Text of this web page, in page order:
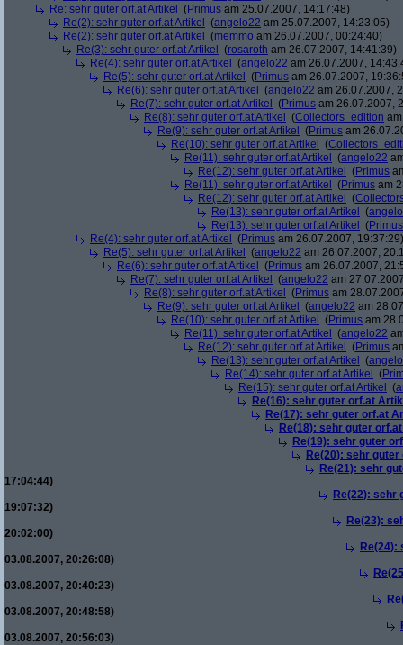
Re: sehr guter orf.at Artikel
(Primus am 25.07.2007, 14:17:48)
Re(2): sehr guter orf.at Artikel
(angelo22 am 25.07.2007, 14:23:05)
Re(2): sehr guter orf.at Artikel
(memmo am 26.07.2007, 00:24:40)
Re(3): sehr guter orf.at Artikel
(rosaroth am 26.07.2007, 14:41:39)
Re(4): sehr guter orf.at Artikel
(angelo22 am 26.07.2007,
Re(5): sehr guter orf.at Artikel
(Primus am 26.07.2007,
Re(6): sehr guter orf.at Artikel
(angelo22 am 26.07.2007,
Re(7): sehr guter orf.at Artikel
(Primus am 26.07.2007,
Re(8): sehr guter orf.at Artikel
(Collectors_edition
Re(9): sehr guter orf.at Artikel
(Primus am
Re(10): sehr guter orf.at Artikel
(
Re(11): sehr guter orf.at Artikel
(angelo22
Re(12): sehr guter orf.at Artikel
(Primus
Re(11): sehr guter orf.at Artikel
(Primus am
Re(12): sehr guter orf.at Artikel
(
Re(13): sehr guter orf.at Artikel
(
Re(13): sehr guter orf.at Artikel
(Primus
Re(4): sehr guter orf.at Artikel
(Primus am 26.07.2007, 19:37:29)
Re(5): sehr guter orf.at Artikel
(angelo22 am 26.07.2007,
Re(6): sehr guter orf.at Artikel
(Primus am 26.07.2007,
Re(7): sehr guter orf.at Artikel
(angelo22 am
Re(8): sehr guter orf.at Artikel
(Primus am
Re(9): sehr guter orf.at Artikel
(angelo22 am
Re(10): sehr guter orf.at Artikel
(Primus am
Re(11): sehr guter orf.at Artikel
(angelo22
Re(12): sehr guter orf.at Artikel
(Primus
Re(13): sehr guter orf.at Artikel
(
Re(14): sehr guter orf.at Artikel
(
Re(15): sehr guter orf.at Artikel
(
Re(16): sehr guter orf.at
Re(17): sehr guter orf.at
Re(18): sehr guter
Re(19): sehr guter
Re(20): sehr
Re(21): sehr
17:04:44)
Re(22): sehr
19:07:32)
Re(23):
20:02:00)
Re(24):
03.08.2007, 20:26:08)
03.08.2007, 20:40:23)
03.08.2007, 20:48:58)
03.08.2007, 20:56:03)